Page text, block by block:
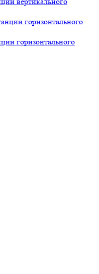
горизонтального